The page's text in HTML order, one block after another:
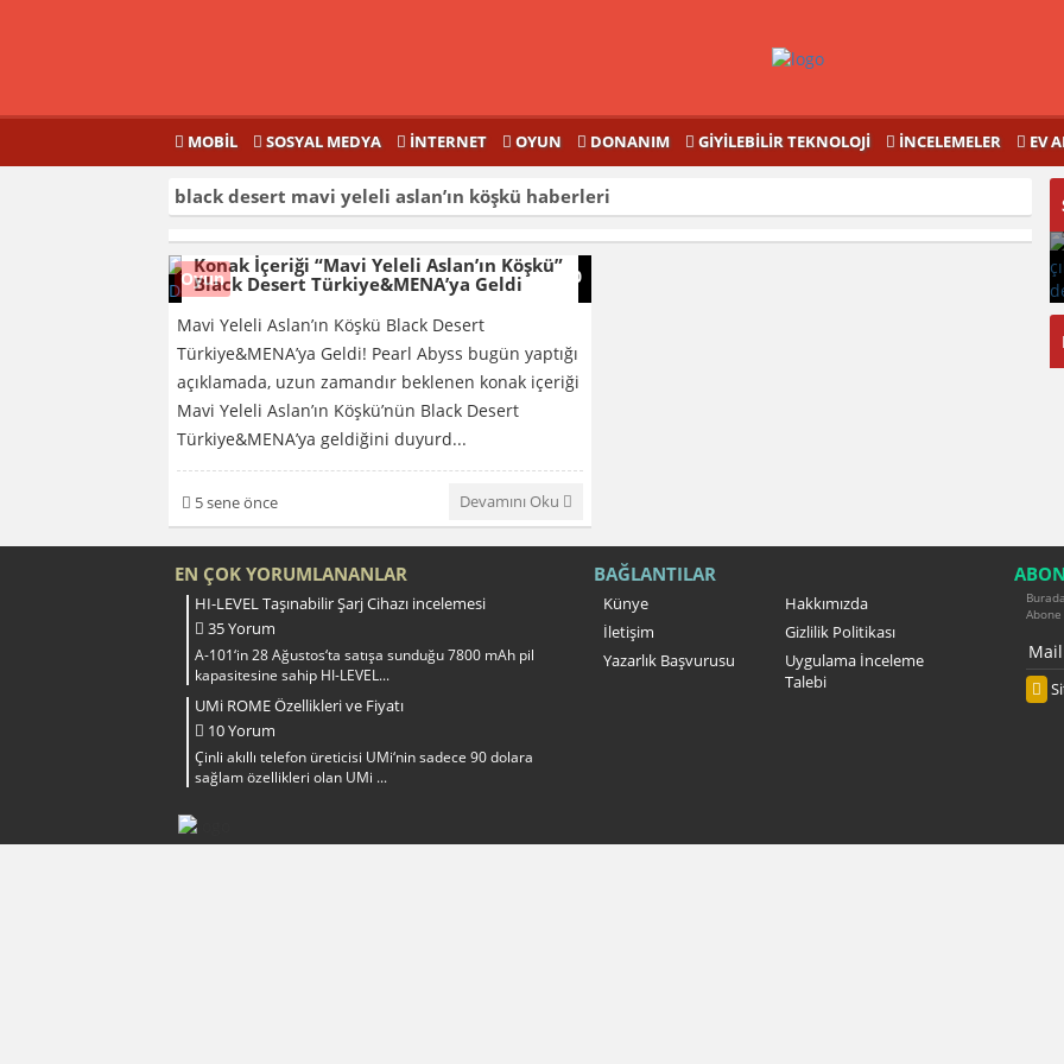
MOBIL SOSYAL MEDYA İNTERNET OYUN DONANIM GIYILEBILIR TEKNOLOJI İNCELEMELER EV
black desert mavi yeleli aslan’ın köşkü haberleri
Konak İçeriği “Mavi Yeleli Aslan’ın Köşkü”
Black Desert Türkiye&MENA’ya Geldi
Oyun 0
Mavi Yeleli Aslan’ın Köşkü Black Desert
Türkiye&MENA’ya Geldi! Pearl Abyss bugün yaptığı
açıklamada, uzun zamandır beklenen konak içeriği
Mavi Yeleli Aslan’ın Köşkü’nün Black Desert
Türkiye&MENA’ya geldiğini duyurd...
Devamını Oku
5 sene önce
EN ÇOK YORUMLANANLAR
HI-LEVEL Taşınabilir Şarj Cihazı incelemesi
35 Yorum
A-101‘in 28 Ağustos‘ta satışa sunduğu 7800 mAh pil
kapasitesine sahip HI-LEVEL...
UMi ROME Özellikleri ve Fiyatı
10 Yorum
Çinli akıllı telefon üreticisi UMi‘nin sadece 90 dolara
sağlam özellikleri olan UMi ...
BAĞLANTILAR
Künye
Hakkımızda
İletişim
Gizlilik Politikası
Yazarlık Başvurusu
Uygulama İnceleme
Talebi